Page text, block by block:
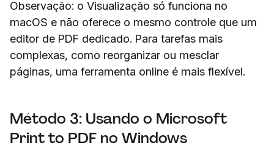
Observação: o Visualização só funciona no
macOS e não oferece o mesmo controle que um
editor de PDF dedicado. Para tarefas mais
complexas, como reorganizar ou mesclar
páginas, uma ferramenta online é mais flexível.
Método 3: Usando o Microsoft
Print to PDF no Windows